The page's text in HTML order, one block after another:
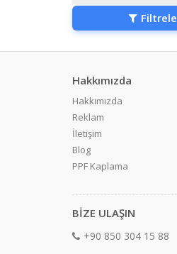
Filtrele
Hakkımızda
Hakkımızda
Reklam
İletişim
Blog
PPF Kaplama
BİZE ULAŞIN
+90 850 304 15 88